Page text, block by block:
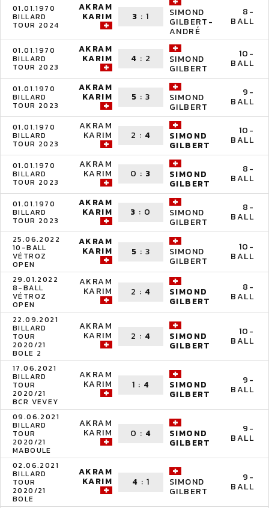
01.01.1970
BILLARD
TOUR 2024
AKRAM
KARIM 3 :1 SIMOND
GILBERT-
ANDRÉ
8-
BALL
01.01.1970
BILLARD
TOUR 2023
AKRAM
KARIM 4 : 2 SIMOND
GILBERT
10-
BALL
01.01.1970
BILLARD
TOUR 2023
AKRAM
KARIM 5 : 3 SIMOND
GILBERT
9-
BALL
01.01.1970
BILLARD
TOUR 2023
AKRAM
KARIM 2 : 4 SIMOND
GILBERT
10-
BALL
01.01.1970
BILLARD
TOUR 2023
AKRAM
KARIM 0 : 3 SIMOND
GILBERT
8-
BALL
01.01.1970
BILLARD
TOUR 2023
AKRAM
KARIM 3 : 0 SIMOND
GILBERT
8-
BALL
25.06.2022
10-BALL
VÉTROZ
OPEN
AKRAM
KARIM 5 : 3 SIMOND
GILBERT
10-
BALL
29.01.2022
8-BALL
VÉTROZ
OPEN
AKRAM
KARIM 2 : 4 SIMOND
GILBERT
8-
BALL
22.09.2021
BILLARD
TOUR
2020/21
BOLE 2
AKRAM
KARIM 2 : 4 SIMOND
GILBERT
10-
BALL
17.06.2021
BILLARD
TOUR
2020/21
BCR VEVEY
AKRAM
KARIM 1 : 4 SIMOND
GILBERT
9-
BALL
09.06.2021
BILLARD
TOUR
2020/21
MABOULE
AKRAM
KARIM 0 : 4 SIMOND
GILBERT
9-
BALL
02.06.2021
BILLARD
TOUR
2020/21
BOLE
AKRAM
KARIM 4 : 1 SIMOND
GILBERT
9-
BALL